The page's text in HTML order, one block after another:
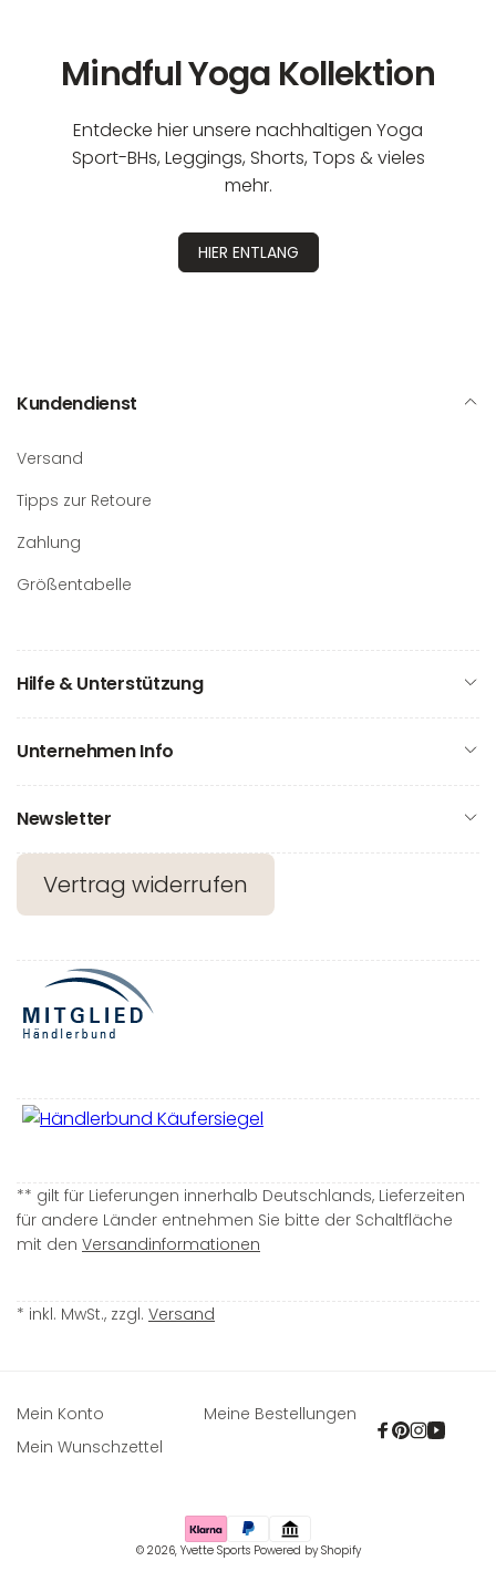
Mindful Yoga Kollektion
Entdecke hier unsere nachhaltigen Yoga
Sport-BHs, Leggings, Shorts, Tops & vieles
mehr.
HIER ENTLANG
Kundendienst
Versand
Tipps zur Retoure
Zahlung
Größentabelle
Hilfe & Unterstützung
Unternehmen Info
Newsletter
Vertrag widerrufen
** gilt für Lieferungen innerhalb Deutschlands, Lieferzeiten
für andere Länder entnehmen Sie bitte der Schaltfläche
mit den Versandinformationen
* inkl. MwSt., zzgl. Versand
Mein Konto
Meine Bestellungen
Mein Wunschzettel
Facebook
Pinterest
Zahlungsmethoden
© 2026, Yvette Sports Powered by Shopify